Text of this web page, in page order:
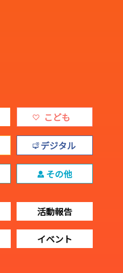
こども
デジタル
その他
活動報告
イベント